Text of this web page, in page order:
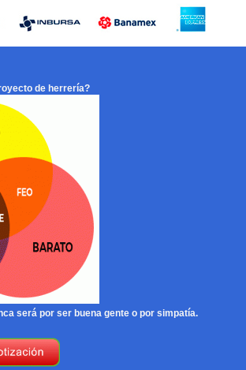
de herrería?
será por ser buena gente o por simpatía.